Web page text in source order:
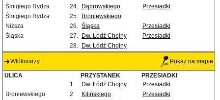
Śmigłego Rydza
24. Dąbrowskiego
Przesiadki
Śmigłego Rydza
25.
Broniewskiego
Niższa
26. Śląska
Przesiadki
Śląska
27. Dw. Łódź Chojny
Przesiadki
28.
Dw. Łódź Chojny
Włókniarzy Pokaż na mapie
ULICA PRZYSTANEK
PRZESIADKI
1.
Dw. Łódź Chojny
Przesiadki
Broniewskiego
2. Kilińskiego
Przesiadki